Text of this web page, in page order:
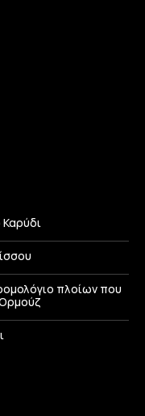
πλοίων που